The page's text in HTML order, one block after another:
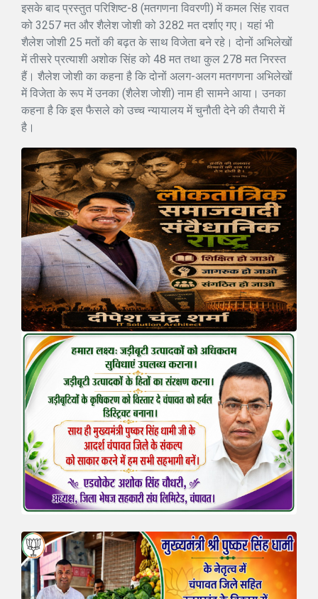
इसके बाद प्रस्तुत परिशिष्ट-8 (मतगणना विवरणी) में कमल सिंह रावत
को 3257 मत और शैलेश जोशी को 3282 मत दर्शाए गए। यहां भी
शैलेश जोशी 25 मतों की बढ़त के साथ विजेता बने रहे। दोनों अभिलेखों
में तीसरे प्रत्याशी अशोक सिंह को 48 मत तथा कुल 278 मत निरस्त
हैं। शैलेश जोशी का कहना है कि दोनों अलग-अलग मतगणना अभिलेखों
में विजेता के रूप में उनका (शैलेश जोशी) नाम ही सामने आया। उनका
कहना है कि इस फैसले को उच्च न्यायालय में चुनौती देने की तैयारी में
है।